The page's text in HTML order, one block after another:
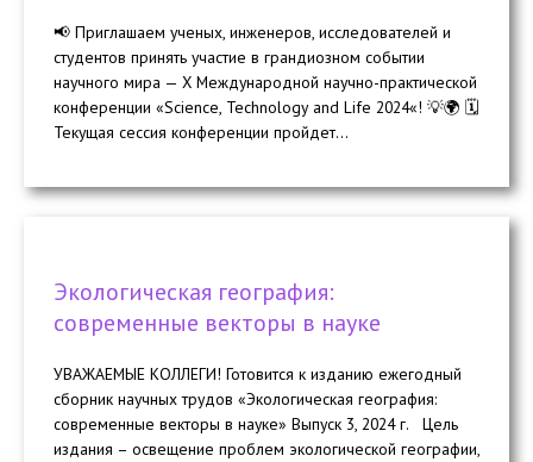
📢 Приглашаем ученых, инженеров, исследователей и
студентов принять участие в грандиозном событии
научного мира — X Международной научно-практической
конференции «Science, Technology and Life 2024«! 💡🌍 🗓️
Текущая сессия конференции пройдет...
Экологическая география:
современные векторы в науке
УВАЖАЕМЫЕ КОЛЛЕГИ! Готовится к изданию ежегодный
сборник научных трудов «Экологическая география:
современные векторы в науке» Выпуск 3, 2024 г. Цель
издания – освещение проблем экологической географии,